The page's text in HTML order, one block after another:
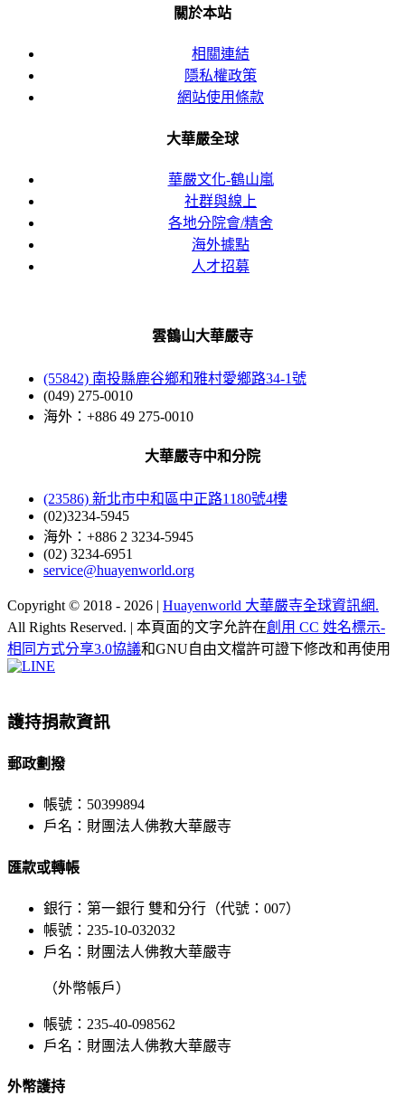
關於本站
相關連結
隱私權政策
網站使用條款
大華嚴全球
華嚴文化-鶴山嵐
社群與線上
各地分院會/精舍
海外據點
人才招募
雲鶴山大華嚴寺
(55842) 南投縣鹿谷鄉和雅村愛鄉路34-1號
(049) 275-0010
海外：+886 49 275-0010
大華嚴寺中和分院
(23586) 新北市中和區中正路1180號4樓
(02)3234-5945
海外：+886 2 3234-5945
(02) 3234-6951
service@huayenworld.org
Copyright © 2018 - 2026 | Huayenworld 大華嚴寺全球資訊網.
All Rights Reserved. | 本頁面的文字允許在創用 CC 姓名標示-
相同方式分享3.0協議和GNU自由文檔許可證下修改和再使用
Facebook
X
WeChat
YouTube
LINE
Bar
Area
護持捐款資訊
郵政劃撥
帳號：50399894
戶名：財團法人佛教大華嚴寺
匯款或轉帳
銀行：第一銀行 雙和分行（代號：007）
帳號：235-10-032032
戶名：財團法人佛教大華嚴寺
（外幣帳戶）
帳號：235-40-098562
戶名：財團法人佛教大華嚴寺
外幣護持